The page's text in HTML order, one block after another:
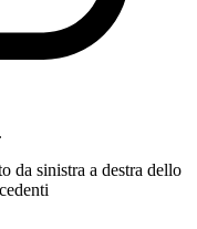
da sinistra a destra dello